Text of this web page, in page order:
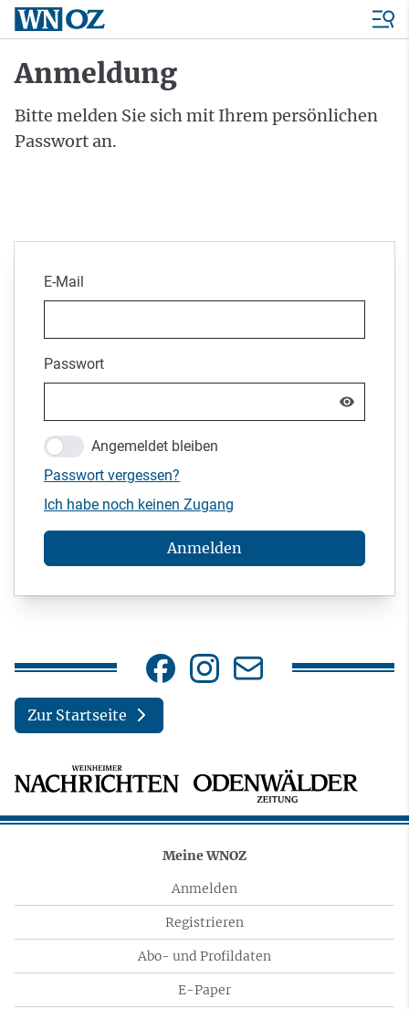
Anmeldung
Bitte melden Sie sich mit Ihrem persönlichen
Passwort an.
E-Mail
Passwort
Angemeldet bleiben
Passwort vergessen?
Ich habe noch keinen Zugang
Anmelden
Zur Startseite
Meine WNOZ
Anmelden
Registrieren
Abo- und Profildaten
E-Paper